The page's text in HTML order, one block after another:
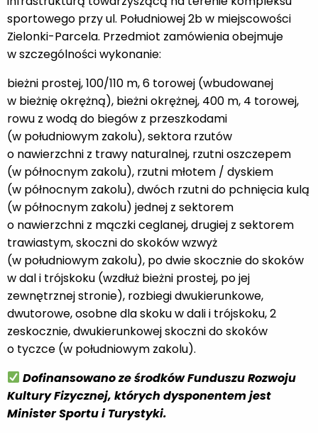
sportowego przy ul. Południowej 2b w miejscowości
Zielonki-Parcela. Przedmiot zamówienia obejmuje
w szczególności wykonanie:
bieżni prostej, 100/110 m, 6 torowej (wbudowanej
w bieżnię okrężną), bieżni okrężnej, 400 m, 4 torowej,
rowu z wodą do biegów z przeszkodami
(w południowym zakolu), sektora rzutów
o nawierzchni z trawy naturalnej, rzutni oszczepem
(w północnym zakolu), rzutni młotem / dyskiem
(w północnym zakolu), dwóch rzutni do pchnięcia kulą
(w północnym zakolu) jednej z sektorem
o nawierzchni z mączki ceglanej, drugiej z sektorem
trawiastym, skoczni do skoków wzwyż
(w południowym zakolu), po dwie skocznie do skoków
w dal i trójskoku (wzdłuż bieżni prostej, po jej
zewnętrznej stronie), rozbiegi dwukierunkowe,
dwutorowe, osobne dla skoku w dali i trójskoku, 2
zeskocznie, dwukierunkowej skoczni do skoków
o tyczce (w południowym zakolu).
Dofinansowano ze środków Funduszu Rozwoju
Kultury Fizycznej, których dysponentem jest
Minister Sportu i Turystyki.